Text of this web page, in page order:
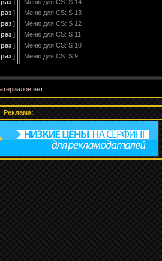
раз ]
раз ]
раз ]
раз ]
раз ]
раз ]
Меню для CS: S 14
Меню для CS: S 13
Меню для CS: S 12
Меню для CS: S 11
Меню для CS: S 10
Меню для CS: S 9
нет
Реклама: